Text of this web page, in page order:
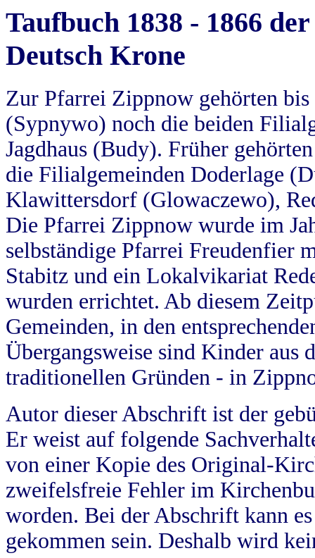
Taufbuch 1838 - 1866
Deutsch Krone
Zur Pfarrei Zippnow gehörten
(Sypnywo) noch die beiden
Jagdhaus (Budy). Früher
die Filialgemeinden Doderlage
Klawittersdorf (Glowaczewo),
Die Pfarrei Zippnow wurde im
selbständige Pfarrei Freudenfier
Stabitz und ein Lokalvikariat
wurden errichtet. Ab diesem
Gemeinden, in den
Übergangsweise sind Kinder aus
traditionellen Gründen - in
Autor dieser Abschrift ist der
Er weist auf folgende
von einer Kopie des Original-
zweifelsfreie Fehler im
worden. Bei der Abschrift kann
gekommen sein. Deshalb wird